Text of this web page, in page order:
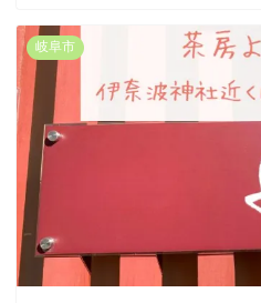
岐阜市